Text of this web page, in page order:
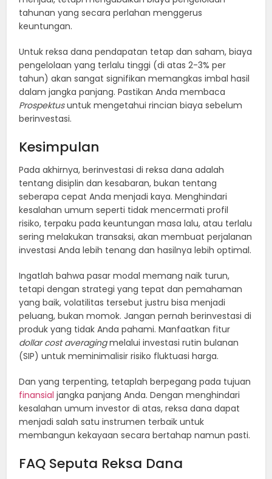
tahunan yang secara perlahan menggerus
keuntungan.
Untuk reksa dana pendapatan tetap dan saham, biaya
pengelolaan yang terlalu tinggi (di atas 2-3% per
tahun) akan sangat signifikan memangkas imbal hasil
dalam jangka panjang. Pastikan Anda membaca
Prospektusuntuk mengetahui rincian biaya sebelum
berinvestasi.
Kesimpulan
Pada akhirnya, berinvestasi di reksa dana adalah
tentang disiplin dan kesabaran, bukan tentang
seberapa cepat Anda menjadi kaya. Menghindari
kesalahan umum seperti tidak mencermati profil
risiko, terpaku pada keuntungan masa lalu, atau terlalu
sering melakukan transaksi, akan membuat perjalanan
investasi Anda lebih tenang dan hasilnya lebih optimal.
Ingatlah bahwa pasar modal memang naik turun,
tetapi dengan strategi yang tepat dan pemahaman
yang baik, volatilitas tersebut justru bisa menjadi
peluang, bukan momok. Jangan pernah berinvestasi di
produk yang tidak Anda pahami. Manfaatkan fitur
dollar cost averagingmelalui investasi rutin bulanan
(SIP) untuk meminimalisir risiko fluktuasi harga.
Dan yang terpenting, tetaplah berpegang pada tujuan
finansial jangka panjang Anda. Dengan menghindari
kesalahan umum investor di atas, reksa dana dapat
menjadi salah satu instrumen terbaik untuk
membangun kekayaan secara bertahap namun pasti.
FAQ Seputa Reksa Dana